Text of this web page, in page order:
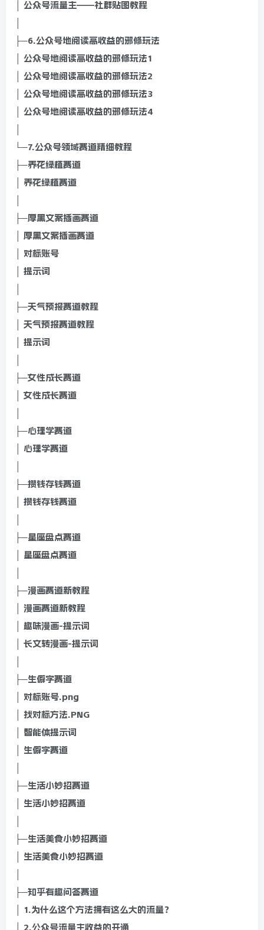
│ 公众号流量主——社群贴图教程
├─6.公众号地阅读高收益的邪修玩法
│ 公众号地阅读高收益的邪修玩法1
│ 公众号地阅读高收益的邪修玩法2
│ 公众号地阅读高收益的邪修玩法3
│ 公众号地阅读高收益的邪修玩法4
└─7.公众号领域赛道精细教程
├─养花绿植赛道
│ 养花绿植赛道
├─厚黑文案插画赛道
│ 厚黑文案插画赛道
│ 对标账号
│ 提示词
├─天气预报赛道教程
│ 天气预报赛道教程
│ 提示词
├─女性成长赛道
│ 女性成长赛道
├─心理学赛道
│ 心理学赛道
├─攒钱存钱赛道
│ 攒钱存钱赛道
├─星座盘点赛道
│ 星座盘点赛道
├─漫画赛道新教程
│ 漫画赛道新教程
│ 趣味漫画-提示词
│ 长文转漫画-提示词
├─生僻字赛道
│ 对标账号.png
│ 找对标方法.PNG
│ 智能体提示词
│ 生僻字赛道
├─生活小妙招赛道
│ 生活小妙招赛道
├─生活美食小妙招赛道
│ 生活美食小妙招赛道
├─知乎有趣问答赛道
│ 1.为什么这个方法拥有这么大的流量？
│ 2.公众号流量主收益的开通